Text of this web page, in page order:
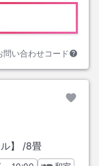
問い合わせコード
】 /8畳